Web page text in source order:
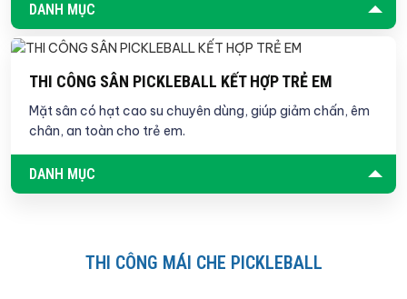
DANH MỤC
THI CÔNG SÂN PICKLEBALL KẾT HỢP TRẺ EM
Mặt sân có hạt cao su chuyên dùng, giúp giảm chấn, êm
chân, an toàn cho trẻ em.
DANH MỤC
THI CÔNG MÁI CHE PICKLEBALL